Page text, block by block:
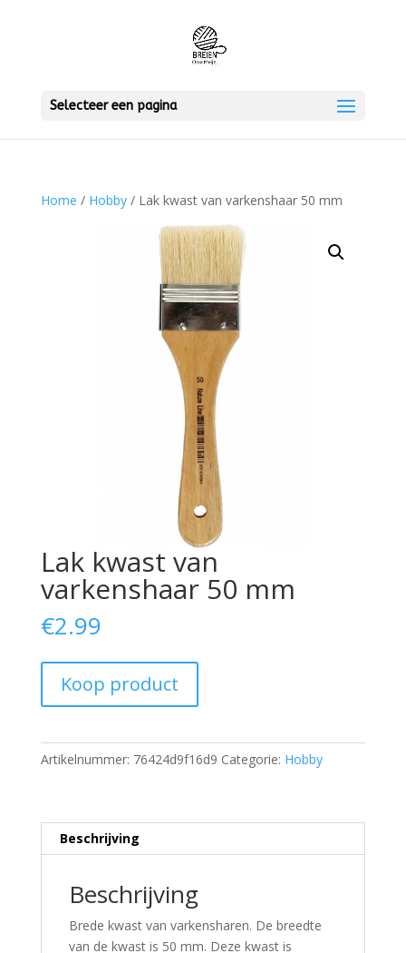
Selecteer een pagina
Home / Hobby/ Lak kwast van varkenshaar 50 mm
Lak kwast van
varkenshaar 50 mm
€2.99
Koop product
Artikelnummer: 76424d9f16d9 Categorie: Hobby
Beschrijving
Beschrijving
Brede kwast van varkensharen. De breedte
van de kwast is 50 mm. Deze kwast is